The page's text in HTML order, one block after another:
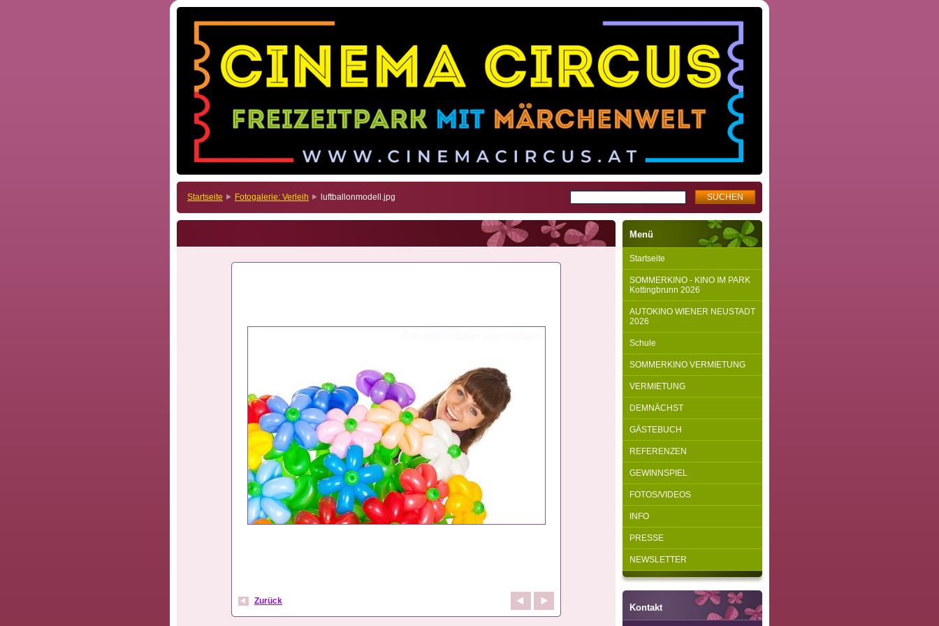
Startseite Fotogalerie: Verleih luftballonmodell.jpg
Zurück
Menü
Startseite
SOMMERKINO - KINO IM PARK
Kottingbrunn 2026
AUTOKINO WIENER NEUSTADT
2026
Schule
SOMMERKINO VERMIETUNG
VERMIETUNG
DEMNÄCHST
GÄSTEBUCH
REFERENZEN
GEWINNSPIEL
FOTOS/VIDEOS
INFO
PRESSE
NEWSLETTER
Kontakt